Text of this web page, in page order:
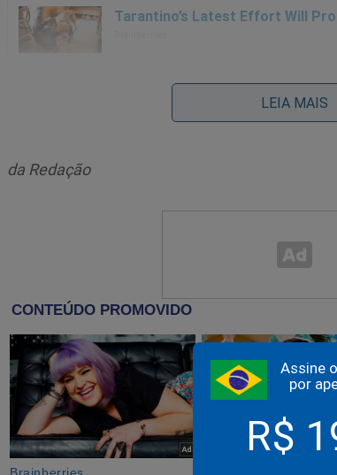
Assine
por
R$
URGENTE: Gigante rede social
LEIA MAIS
da Redação